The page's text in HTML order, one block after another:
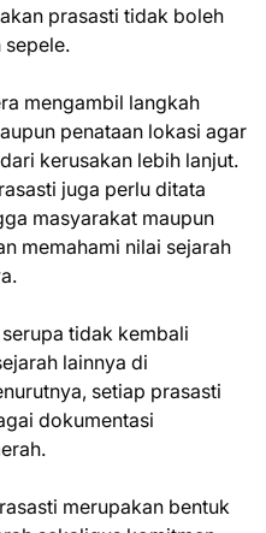
prasasti tidak boleh
mengambil langkah
penataan lokasi agar
kerusakan lebih lanjut.
juga perlu ditata
masyarakat maupun
memahami nilai sejarah
tidak kembali
lainnya di
setiap prasasti
dokumentasi
merupakan bentuk